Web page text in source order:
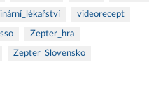
videorecept
Zepter_hra
Zepter_Slovensko